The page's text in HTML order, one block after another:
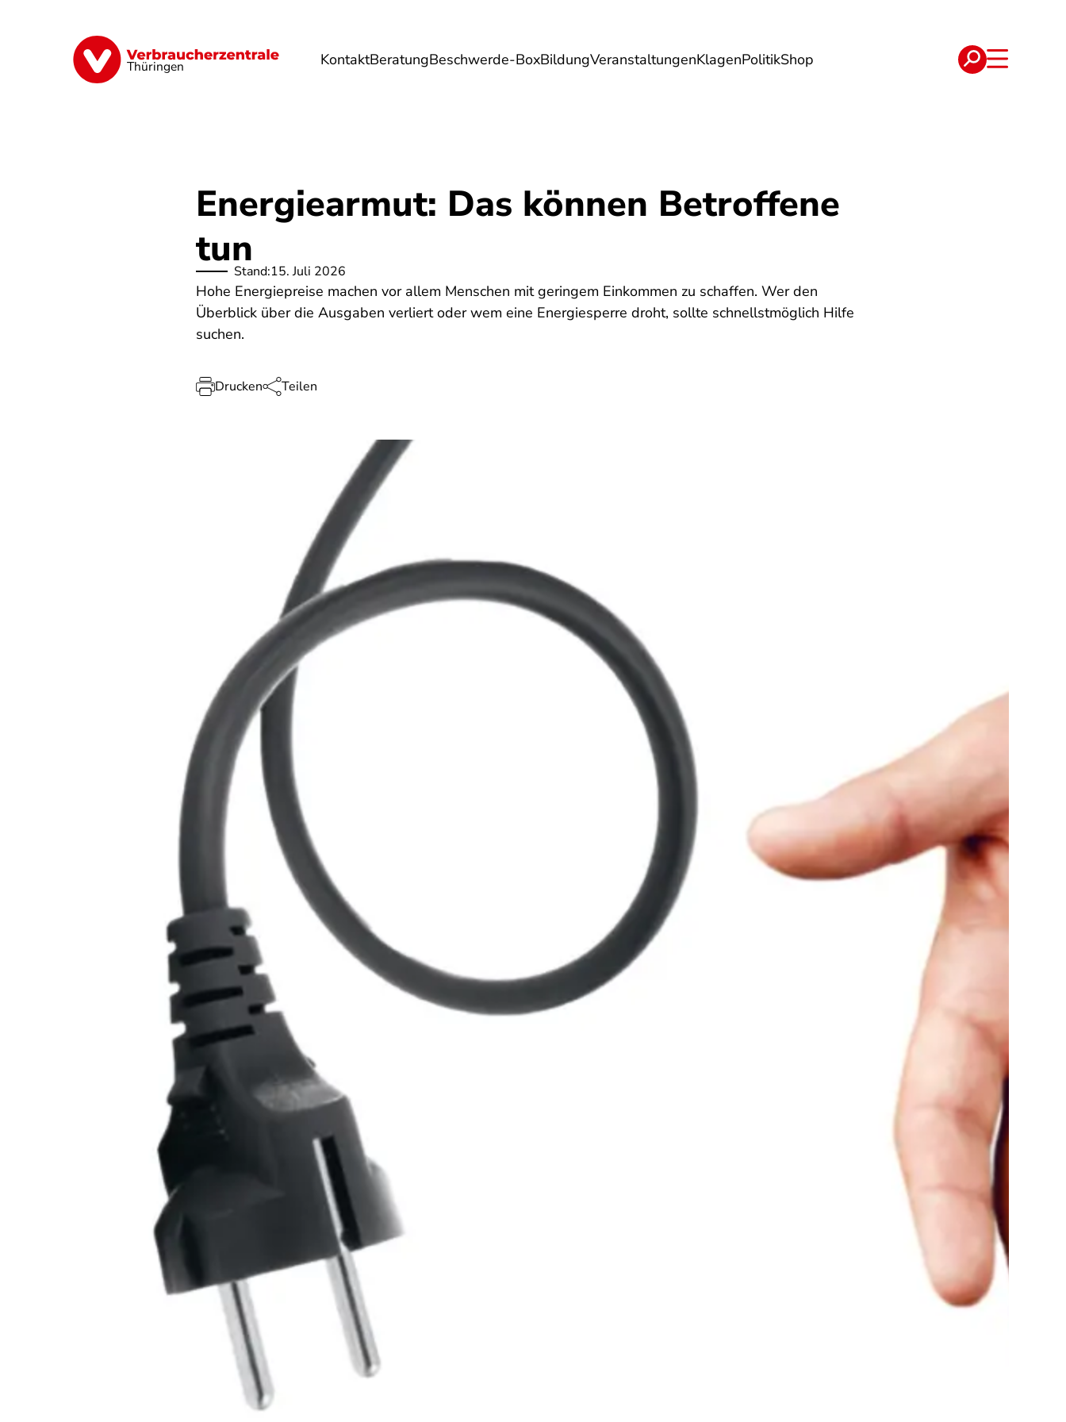
Thüringen KontaktBeratungBeschwerde-BoxBildungVeranstaltungenKlagenPolitikShop
Finanzen Digitales Lebensmittel Umwelt Gesundheit Energie Reise Verträge
Energiearmut: Das können Betroffene
tunStand:15. Juli 2026
Hohe Energiepreise machen vor allem Menschen mit geringem Einkommen zu schaffen. Wer den
Überblick über die Ausgaben verliert oder wem eine Energiesperre droht, sollte schnellstmöglich Hilfe
suchen.
Drucken Teilen